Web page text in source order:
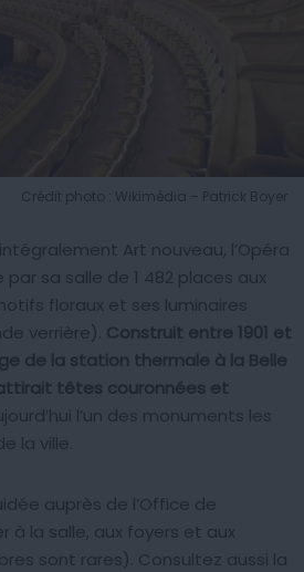
Crédit photo : Wikimédia – Patrick Boyer
Art nouveau, l’Opéra
sa salle de 1 482 places aux
floraux et ses luminaires
verrière). Construit entre 1901 et
de la station thermale à la Belle
têtes couronnées et
l’un des monuments les
la ville.
auprès de l’Office de
à la salle, aux foyers et aux
sont rares). Consultez aussi la